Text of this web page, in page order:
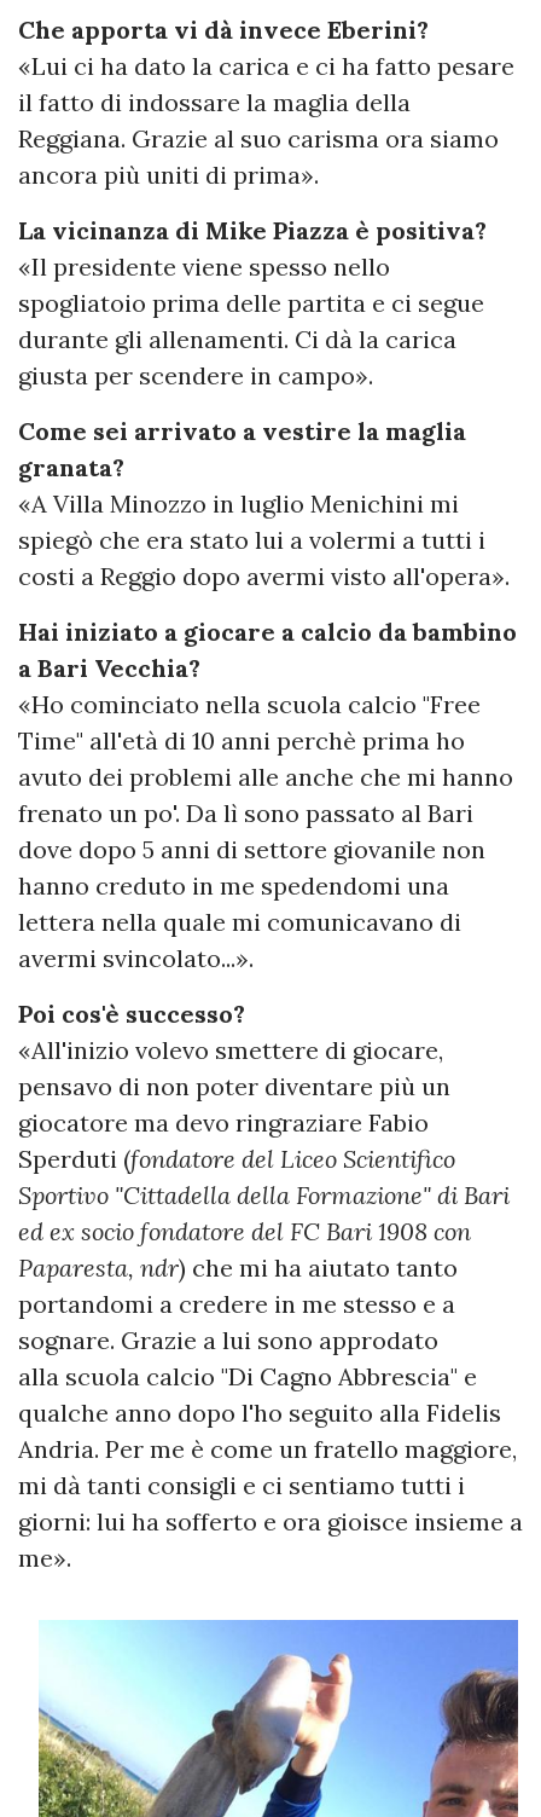
Che apporta vi dà invece Eberini?
«Lui ci ha dato la carica e ci ha fatto pesare
il fatto di indossare la maglia della
Reggiana. Grazie al suo carisma ora siamo
ancora più uniti di prima».
La vicinanza di Mike Piazza è positiva?
«Il presidente viene spesso nello
spogliatoio prima delle partita e ci segue
durante gli allenamenti. Ci dà la carica
giusta per scendere in campo».
Come sei arrivato a vestire la maglia
granata?
«A Villa Minozzo in luglio Menichini mi
spiegò che era stato lui a volermi a tutti i
costi a Reggio dopo avermi visto all'opera».
Hai iniziato a giocare a calcio da bambino
a Bari Vecchia?
«Ho cominciato nella scuola calcio "Free
Time" all'età di 10 anni perchè prima ho
avuto dei problemi alle anche che mi hanno
frenato un po'. Da lì sono passato al Bari
dove dopo 5 anni di settore giovanile non
hanno creduto in me spedendomi una
lettera nella quale mi comunicavano di
avermi svincolato...».
Poi cos'è successo?
«All'inizio volevo smettere di giocare,
pensavo di non poter diventare più un
giocatore ma devo ringraziare Fabio
Sperduti (fondatore del Liceo Scientifico
Sportivo "Cittadella della Formazione" di Bari
ed ex socio fondatore del FC Bari 1908 con
Paparesta, ndr) che mi ha aiutato tanto
portandomi a credere in me stesso e a
sognare. Grazie a lui sono approdato
alla scuola calcio "Di Cagno Abbrescia" e
qualche anno dopo l'ho seguito alla Fidelis
Andria. Per me è come un fratello maggiore,
mi dà tanti consigli e ci sentiamo tutti i
giorni: lui ha sofferto e ora gioisce insieme a
me».